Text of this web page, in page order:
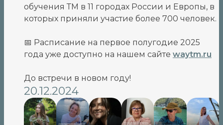
обучения ТМ в 11 городах России и Европы, в
которых приняли участие более 700 человек.
📅 Расписание на первое полугодие 2025
года уже доступно на нашем сайте waytm.ru
До встречи в новом году!
20.12.2024